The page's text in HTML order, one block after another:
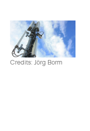
Credits: Jörg Borm